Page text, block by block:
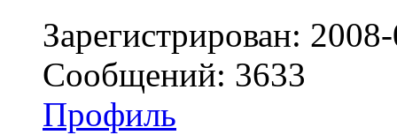
Зарегистрирован:
Сообщений: 3633
Профиль